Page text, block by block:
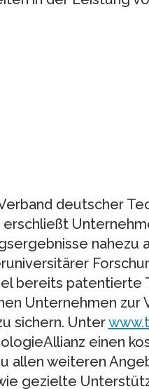
deutscher
nahezu
bereits patentierte
Unternehmen zur
sichern. Unter
einen
allen weiteren
gezielte